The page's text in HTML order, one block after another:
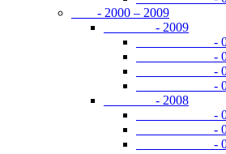
- 2000 – 2009
- 2009
- 01-
- 02-
- 03-
- 04-
- 2008
- 01-
- 02-
- 03-